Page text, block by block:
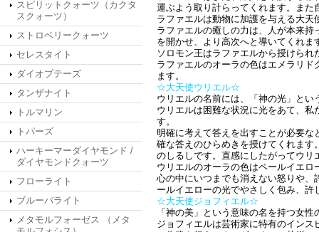
スピリットクォーツ（カクタ
スクォーツ）
ストロベリークォーツ
セレスタイト
ダイオプテーズ
タンザナイト
トルマリン
トパーズ
ハーキーマーダイヤモンド /
ダイヤモンドクォーツ
フローライト
ブルーバライト
メタモルフォーゼス （メタ
運ぶよう取り計らってくれます。ま
ラファエルは動物に加護を与える大
ラファエルの癒しの力は、人が本来
を開かせ、より高次へと導いてくれま
ソロモン王はラファエルから授けら
ラファエルのオーラの色はエメラリ
ます。
☆大天使ウリエル☆
ウリエルの名前には、「神の光」とい
ウリエルは困難な状況に光をあて、
す。
明確に考えて答えを出すことが必要
確な答えのひらめきを授けてくれま
のしるしです。直感にしたがってウ
ウリエルのオーラの色はペールイエロ
心の中にいつまでも消えない怒りや
ールイエローの光でやさしく包み、
☆大天使ジョフィエル☆
「神の美」という意味の名を持つ女
ジョフィエルは芸術家に特有のイン